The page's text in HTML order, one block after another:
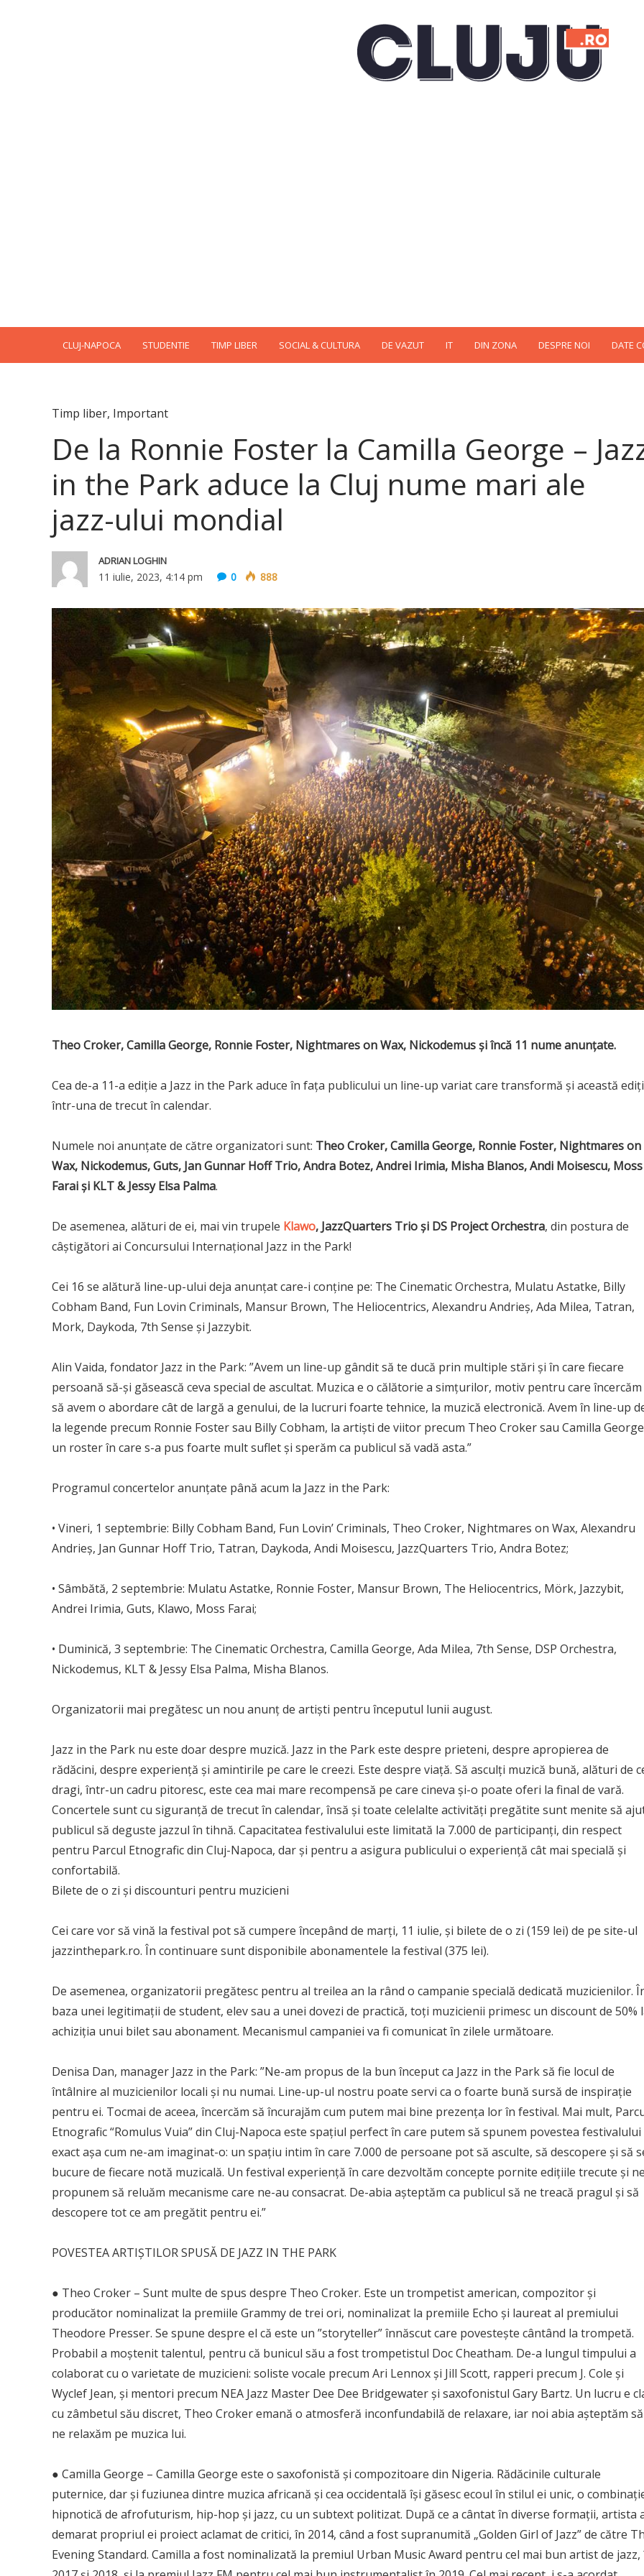
CLUJ-NAPOCA STUDENTIE TIMP LIBER SOCIAL & CULTURA DE VAZUT IT DIN ZONA DESPRE NOI DATE
Timp liber, Important
De la Ronnie Foster la Camilla George –
in the Park aduce la Cluj nume mari ale
jazz-ului mondial
ADRIAN LOGHIN
11 iulie, 2023, 4:14 pm 0 888
Theo Croker, Camilla George, Ronnie Foster, Nightmares on Wax, Nickodemus și încă 11 nume anunțate.
Cea de-a 11-a ediție a Jazz in the Park aduce în fața publicului un line-up variat care transformă și această
într-una de trecut în calendar.
Numele noi anunțate de către organizatori sunt: Theo Croker, Camilla George, Ronnie Foster, Nightmares on
Wax, Nickodemus, Guts, Jan Gunnar Hoff Trio, Andra Botez, Andrei Irimia, Misha Blanos, Andi Moisescu, Moss
Farai și KLT & Jessy Elsa Palma.
De asemenea, alături de ei, mai vin trupele Klawo, JazzQuarters Trio și DS Project Orchestra, din postura de
câștigători ai Concursului Internațional Jazz in the Park!
Cei 16 se alătură line-up-ului deja anunțat care-i conține pe: The Cinematic Orchestra, Mulatu Astatke, Billy
Cobham Band, Fun Lovin Criminals, Mansur Brown, The Heliocentrics, Alexandru Andrieș, Ada Milea, Tatran,
Mork, Daykoda, 7th Sense și Jazzybit.
Alin Vaida, fondator Jazz in the Park: ”Avem un line-up gândit să te ducă prin multiple stări și în care fiecare
persoană să-și găsească ceva special de ascultat. Muzica e o călătorie a simțurilor, motiv pentru care încercăm
să avem o abordare cât de largă a genului, de la lucruri foarte tehnice, la muzică electronică. Avem în line-up
la legende precum Ronnie Foster sau Billy Cobham, la artiști de viitor precum Theo Croker sau Camilla
un roster în care s-a pus foarte mult suflet și sperăm ca publicul să vadă asta.”
Programul concertelor anunțate până acum la Jazz in the Park:
• Vineri, 1 septembrie: Billy Cobham Band, Fun Lovin’ Criminals, Theo Croker, Nightmares on Wax, Alexandru
Andrieș, Jan Gunnar Hoff Trio, Tatran, Daykoda, Andi Moisescu, JazzQuarters Trio, Andra Botez;
• Sâmbătă, 2 septembrie: Mulatu Astatke, Ronnie Foster, Mansur Brown, The Heliocentrics, Mörk, Jazzybit,
Andrei Irimia, Guts, Klawo, Moss Farai;
• Duminică, 3 septembrie: The Cinematic Orchestra, Camilla George, Ada Milea, 7th Sense, DSP Orchestra,
Nickodemus, KLT & Jessy Elsa Palma, Misha Blanos.
Organizatorii mai pregătesc un nou anunț de artiști pentru începutul lunii august.
Jazz in the Park nu este doar despre muzică. Jazz in the Park este despre prieteni, despre apropierea de
rădăcini, despre experiență și amintirile pe care le creezi. Este despre viață. Să asculți muzică bună, alături de
dragi, într-un cadru pitoresc, este cea mai mare recompensă pe care cineva și-o poate oferi la final de vară.
Concertele sunt cu siguranță de trecut în calendar, însă și toate celelalte activități pregătite sunt menite să
publicul să deguste jazzul în tihnă. Capacitatea festivalului este limitată la 7.000 de participanți, din respect
pentru Parcul Etnografic din Cluj-Napoca, dar și pentru a asigura publicului o experiență cât mai specială și
confortabilă.
Bilete de o zi și discounturi pentru muzicieni
Cei care vor să vină la festival pot să cumpere începând de marți, 11 iulie, și bilete de o zi (159 lei) de pe site-ul
jazzinthepark.ro. În continuare sunt disponibile abonamentele la festival (375 lei).
De asemenea, organizatorii pregătesc pentru al treilea an la rând o campanie specială dedicată muzicienilor.
baza unei legitimații de student, elev sau a unei dovezi de practică, toți muzicienii primesc un discount de 50%
achiziția unui bilet sau abonament. Mecanismul campaniei va fi comunicat în zilele următoare.
Denisa Dan, manager Jazz in the Park: ”Ne-am propus de la bun început ca Jazz in the Park să fie locul de
întâlnire al muzicienilor locali și nu numai. Line-up-ul nostru poate servi ca o foarte bună sursă de inspirație
pentru ei. Tocmai de aceea, încercăm să încurajăm cum putem mai bine prezența lor în festival. Mai mult,
Etnografic “Romulus Vuia” din Cluj-Napoca este spațiul perfect în care putem să spunem povestea festivalului
exact așa cum ne-am imaginat-o: un spațiu intim în care 7.000 de persoane pot să asculte, să descopere și să
bucure de fiecare notă muzicală. Un festival experiență în care dezvoltăm concepte pornite edițiile trecute și
propunem să reluăm mecanisme care ne-au consacrat. De-abia așteptăm ca publicul să ne treacă pragul și să
descopere tot ce am pregătit pentru ei.”
POVESTEA ARTIȘTILOR SPUSĂ DE JAZZ IN THE PARK
● Theo Croker – Sunt multe de spus despre Theo Croker. Este un trompetist american, compozitor și
producător nominalizat la premiile Grammy de trei ori, nominalizat la premiile Echo și laureat al premiului
Theodore Presser. Se spune despre el că este un ”storyteller” înnăscut care povestește cântând la trompetă.
Probabil a moștenit talentul, pentru că bunicul său a fost trompetistul Doc Cheatham. De-a lungul timpului a
colaborat cu o varietate de muzicieni: soliste vocale precum Ari Lennox și Jill Scott, rapperi precum J. Cole și
Wyclef Jean, și mentori precum NEA Jazz Master Dee Dee Bridgewater și saxofonistul Gary Bartz. Un lucru e
cu zâmbetul său discret, Theo Croker emană o atmosferă inconfundabilă de relaxare, iar noi abia așteptăm să
ne relaxăm pe muzica lui.
● Camilla George – Camilla George este o saxofonistă și compozitoare din Nigeria. Rădăcinile culturale
puternice, dar și fuziunea dintre muzica africană și cea occidentală își găsesc ecoul în stilul ei unic, o
hipnotică de afrofuturism, hip-hop și jazz, cu un subtext politizat. După ce a cântat în diverse formații, artista
demarat propriul ei proiect aclamat de critici, în 2014, când a fost supranumită „Golden Girl of Jazz” de către
Evening Standard. Camilla a fost nominalizată la premiul Urban Music Award pentru cel mai bun artist de jazz,